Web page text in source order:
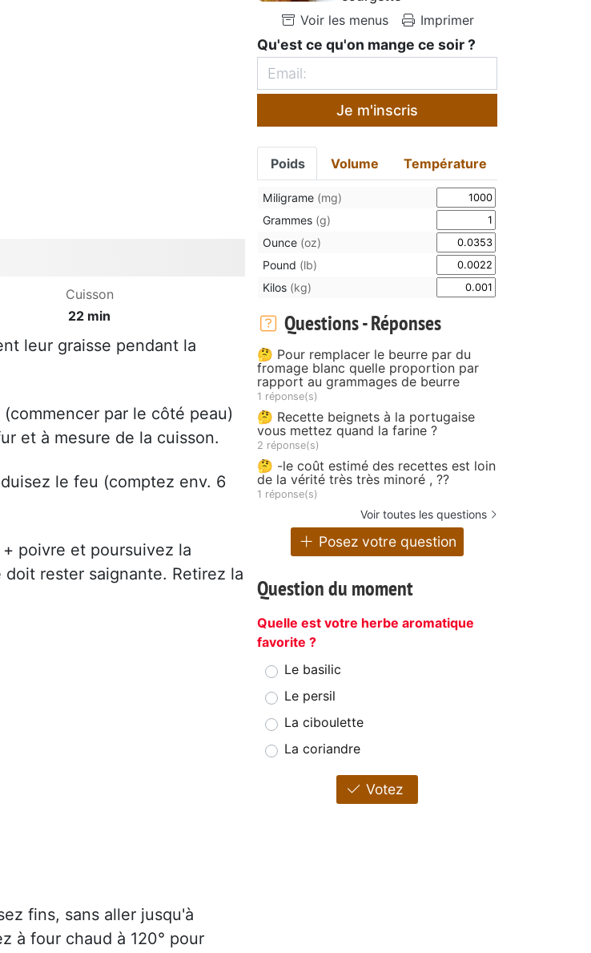
Cuisson
22 min
leur graisse pendant la
par le côté peau)
et à mesure de la cuisson.
le feu (comptez env. 6
poivre et poursuivez la
rester saignante. Retirez la
fins, sans aller jusqu'à
à four chaud à 120° pour
Voir les menus
Imprimer
Qu'est ce qu'on mange ce soir ?
Je m'inscris
Poids Volume Température
Miligrame (mg)
Grammes (g)
Ounce (oz)
Pound (lb)
Kilos (kg)
Questions - Réponses
🤔 Pour remplacer le beurre par du
fromage blanc quelle proportion par
rapport au grammages de beurre
1 réponse(s)
🤔 Recette beignets à la portugaise
vous mettez quand la farine ?
2 réponse(s)
🤔 -le coût estimé des recettes est loin
de la vérité très très minoré , ??
1 réponse(s)
Voir toutes les questions
Posez votre question
Question du moment
Quelle est votre herbe aromatique
favorite ?
Le basilic
Le persil
La ciboulette
La coriandre
Votez